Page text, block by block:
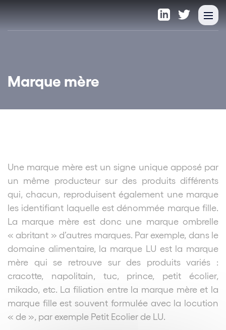
Marque mère
Une marque mère est un signe unique apposé par
un même producteur sur des produits différents
qui, chacun, reproduisent également une marque
les identifiant laquelle est dénommée marque fille.
La marque mère est donc une marque ombrelle
« abritant » d’autres marques. Par exemple, dans le
domaine alimentaire, la marque LU est la marque
mère qui se retrouve sur des produits variés :
cracotte, napolitain, tuc, prince, petit écolier,
mikado, etc. La filiation entre la marque mère et la
marque fille est souvent formulée avec la locution
« de », par exemple Petit Ecolier de LU.